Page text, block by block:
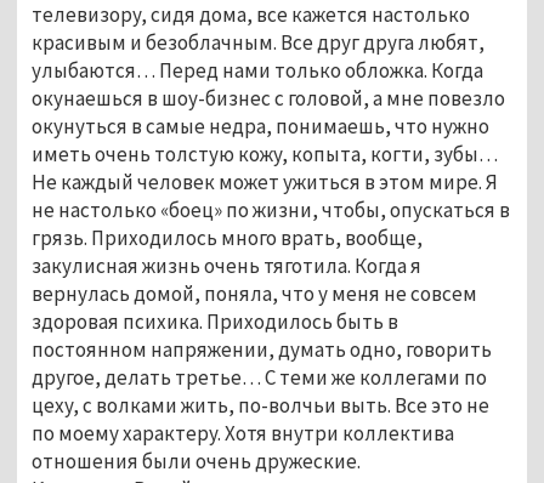
телевизору, сидя дома, все кажется настолько
красивым и безоблачным. Все друг друга любят,
улыбаются… Перед нами только обложка. Когда
окунаешься в шоу-бизнес с головой, а мне повезло
окунуться в самые недра, понимаешь, что нужно
иметь очень толстую кожу, копыта, когти, зубы…
Не каждый человек может ужиться в этом мире. Я
не настолько «боец» по жизни, чтобы, опускаться в
грязь. Приходилось много врать, вообще,
закулисная жизнь очень тяготила. Когда я
вернулась домой, поняла, что у меня не совсем
здоровая психика. Приходилось быть в
постоянном напряжении, думать одно, говорить
другое, делать третье… С теми же коллегами по
цеху, с волками жить, по-волчьи выть. Все это не
по моему характеру. Хотя внутри коллектива
отношения были очень дружеские.